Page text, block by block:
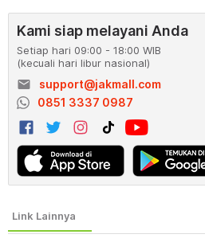
Kami siap melayani Anda
Setiap hari 09:00 - 18:00 WIB
(kecuali hari libur nasional)
email
support@jakmall.com
0851 3337 0987